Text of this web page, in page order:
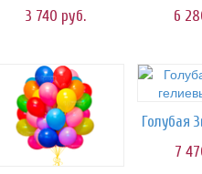
3 740 руб. 6
7